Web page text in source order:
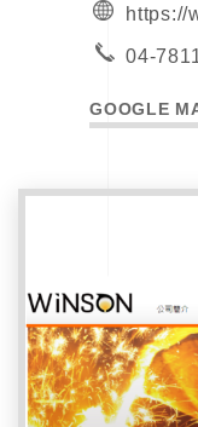
https://
04-
GOOGLE